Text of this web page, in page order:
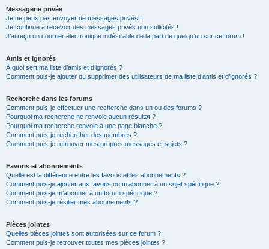
Messagerie privée
Je ne peux pas envoyer de messages privés !
Je continue à recevoir des messages privés non sollicités !
J’ai reçu un courrier électronique indésirable de la part de quelqu’un sur ce forum !
Amis et ignorés
À quoi sert ma liste d’amis et d’ignorés ?
Comment puis-je ajouter ou supprimer des utilisateurs de ma liste d’amis et d’ignorés ?
Recherche dans les forums
Comment puis-je effectuer une recherche dans un ou des forums ?
Pourquoi ma recherche ne renvoie aucun résultat ?
Pourquoi ma recherche renvoie à une page blanche ?!
Comment puis-je rechercher des membres ?
Comment puis-je retrouver mes propres messages et sujets ?
Favoris et abonnements
Quelle est la différence entre les favoris et les abonnements ?
Comment puis-je ajouter aux favoris ou m’abonner à un sujet spécifique ?
Comment puis-je m’abonner à un forum spécifique ?
Comment puis-je résilier mes abonnements ?
Pièces jointes
Quelles pièces jointes sont autorisées sur ce forum ?
Comment puis-je retrouver toutes mes pièces jointes ?